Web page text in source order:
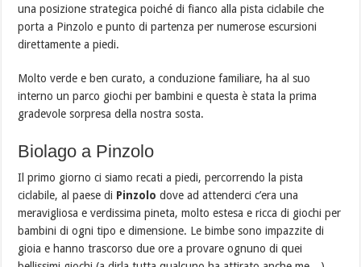
una posizione strategica poiché di fianco alla pista ciclabile che
porta a Pinzolo e punto di partenza per numerose escursioni
direttamente a piedi.
Molto verde e ben curato, a conduzione familiare, ha al suo
interno un parco giochi per bambini e questa è stata la prima
gradevole sorpresa della nostra sosta.
Biolago a Pinzolo
Il primo giorno ci siamo recati a piedi, percorrendo la pista
ciclabile, al paese di Pinzolo dove ad attenderci c’era una
meravigliosa e verdissima pineta, molto estesa e ricca di giochi per
bambini di ogni tipo e dimensione. Le bimbe sono impazzite di
gioia e hanno trascorso due ore a provare ognuno di quei